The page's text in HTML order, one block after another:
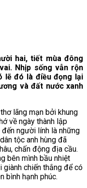
hai, tiết mùa đông
Nhịp sống vẫn rộn
lẽ đó là điều đọng lại
và đất nước xanh
lãng mạn bởi khung
về ngày thành lập
đến người lính là những
tộc anh hùng đã
chấn động địa cầu.
bên mình bầu nhiệt
giành chiến thắng để có
bình hạnh phúc.